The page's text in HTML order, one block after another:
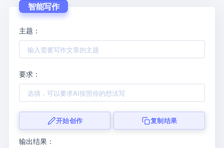
智能写作
主题：
要求：
开始创作 复制结果
输出结果：